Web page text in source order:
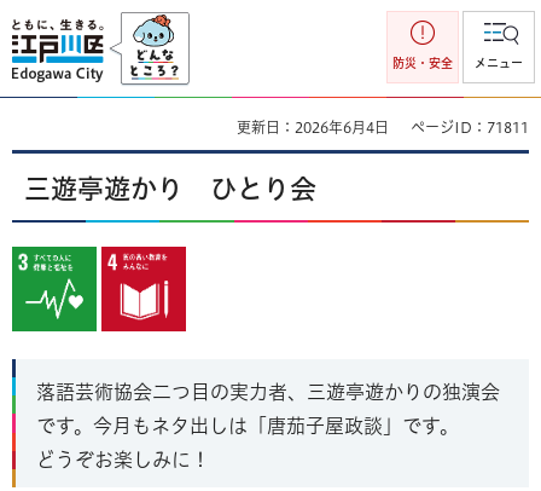
江戸川区
防災・安全 メニュー
更新日：2026年6月4日 ページID：71811
三遊亭遊かり ひとり会
落語芸術協会二つ目の実力者、三遊亭遊かりの独演会
です。今月もネタ出しは「唐茄子屋政談」です。
どうぞお楽しみに！